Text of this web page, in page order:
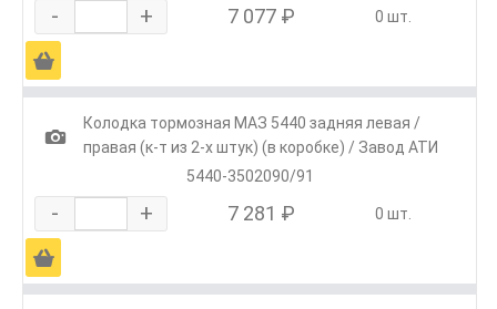
- + 7 077 ₽ 0 шт.
Ä
1
Колодка тормозная МАЗ 5440 задняя левая /
правая (к-т из 2-х штук) (в коробке) / Завод АТИ
5440-3502090/91
- + 7 281 ₽ 0 шт.
Ä